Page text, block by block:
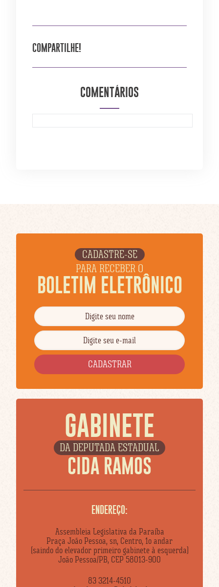
COMPARTILHE!
COMENTÁRIOS
CADASTRE-SE
PARA RECEBER O
BOLETIM ELETRÔNICO
GABINETE
DA DEPUTADA ESTADUAL
CIDA RAMOS
ENDEREÇO:
Assembleia Legislativa da Paraíba
Praça João Pessoa, sn, Centro, 1o andar
(saindo do elevador primeiro gabinete à esquerda)
João Pessoa/PB, CEP 58013-900
83 3214-4510